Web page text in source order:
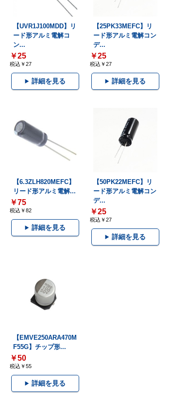
【UVR1J100MDD】リ
ード形アルミ電解コ
ン...
￥25
税込￥27
詳細を見る
【25PK33MEFC】リ
ード形アルミ電解コン
デ...
￥25
税込￥27
詳細を見る
【6.3ZLH820MEFC】
リード形アルミ電解...
￥75
税込￥82
詳細を見る
【50PK22MEFC】リ
ード形アルミ電解コン
デ...
￥25
税込￥27
詳細を見る
【EMVE250ARA470M
F55G】チップ形...
￥50
税込￥55
詳細を見る